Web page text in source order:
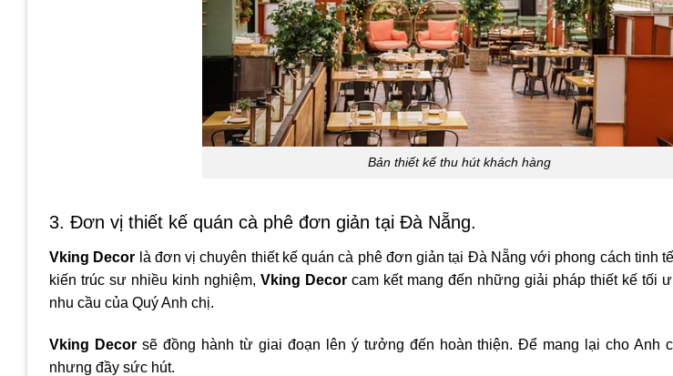
Bản thiết kế thu hút khách hàng
3. Đơn vị thiết kế quán cà phê đơn giản tại Đà Nẵng.
Vking Decor là đơn vị chuyên thiết kế quán cà phê đơn giản tại Đà Nẵng với phong cách tinh
kiến trúc sư nhiều kinh nghiệm, Vking Decor cam kết mang đến những giải pháp thiết kế tối
nhu cầu của Quý Anh chị.
Vking Decorsẽ đồng hành từ giai đoạn lên ý tưởng đến hoàn thiện. Để mang lại cho Anh
nhưng đầy sức hút.